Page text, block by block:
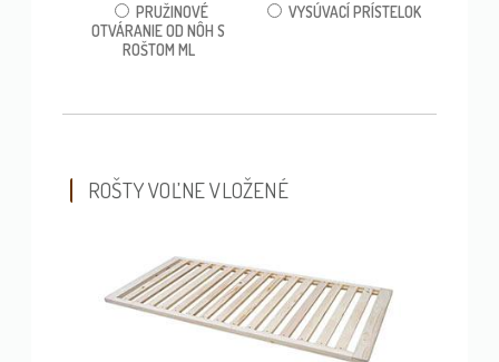
PRUŽINOVÉ
OTVÁRANIE OD NÔH S
ROŠTOM ML
VYSÚVACÍ PRÍSTELOK
ROŠTY VOĽNE VLOŽENÉ